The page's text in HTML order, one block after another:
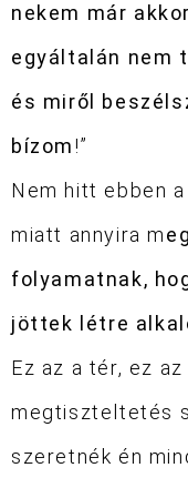
nekem már
egyáltalán nem
és miről
bízom!”
Nem hitt ebben a
miatt annyira m
folyamatnak,
jöttek létre
Ez az a tér, ez
megtiszteltetés
szeretnék én